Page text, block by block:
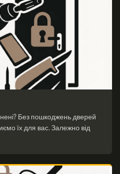
Без пошкоджень дверей
їх для вас. Залежно від